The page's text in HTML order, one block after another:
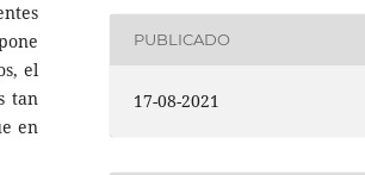
el
tan
en
PUBLICADO
17-08-2021